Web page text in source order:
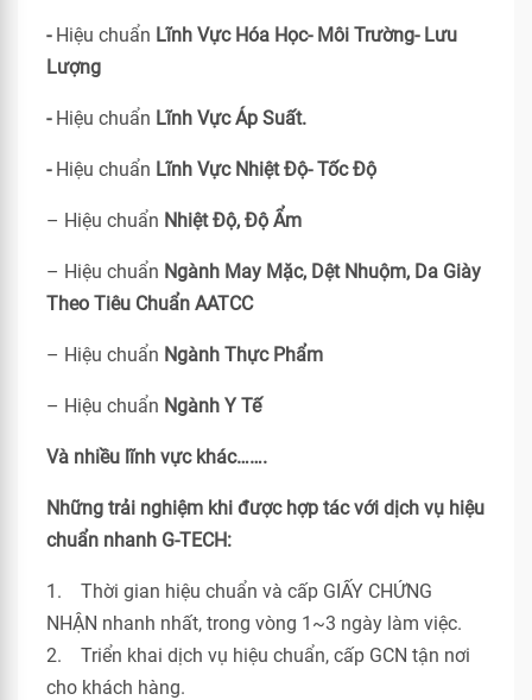
- Hiệu chuẩn Lĩnh Vực Hóa Học- Môi Trường- Lưu
Lượng
- Hiệu chuẩn Lĩnh Vực Áp Suất.
-Hiệu chuẩn Lĩnh Vực Nhiệt Độ- Tốc Độ
– Hiệu chuẩn Nhiệt Độ, Độ Ẩm
– Hiệu chuẩn Ngành May Mặc, Dệt Nhuộm, Da Giày
Theo Tiêu Chuẩn AATCC
– Hiệu chuẩn Ngành Thực Phẩm
– Hiệu chuẩn Ngành Y Tế
Và nhiều lĩnh vực khác…….
Những trải nghiệm khi được hợp tác với dịch vụ hiệu
chuẩn nhanh G-TECH:
1. Thời gian hiệu chuẩn và cấp GIẤY CHỨNG
NHẬN nhanh nhất, trong vòng 1~3 ngày làm việc.
2. Triển khai dịch vụ hiệu chuẩn, cấp GCN tận nơi
cho khách hàng.